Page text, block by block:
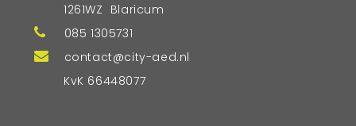
1261WZ Blaricum
085 1305731
contact@city-aed.nl
KvK 66448077